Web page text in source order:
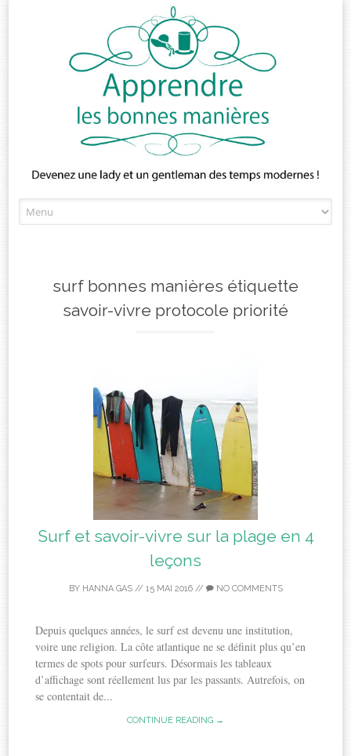
to
surf bonnes manières étiquette
savoir-vivre protocole priorité
Surf et savoir-vivre sur la plage en 4
leçons
BY HANNA GAS// 15 MAI 2016// NO COMMENTS
Depuis quelques années, le surf est devenu une institution,
voire une religion. La côte atlantique ne se définit plus qu’en
termes de spots pour surfeurs. Désormais les tableaux
d’affichage sont réellement lus par les passants. Autrefois, on
se contentait de...
CONTINUE READING →